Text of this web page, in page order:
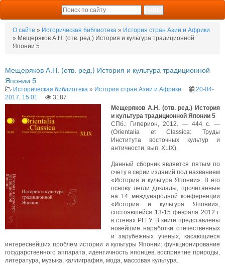
О сайте » Историческая библиотека » История стран Азии и Африки
» Мещеряков А.Н. (отв. ред.) История и культура традиционной
Японии 5
Мещеряков А.Н. (отв. ред.) История и культура традиционной
Японии 5
Историческая библиотека » История стран Азии и Африки
20-04-
2017, 15:01
3187
Мещеряков А.Н. (отв. ред.) История
и культура традиционной Японии 5
СПб.: Гиперион, 2012. — 444 с. —
(Orientalia et Classica: Труды
Института восточных культур и
античности; вып. XLIX).
Данный сборник является пятым по
счету в серии изданий под названием
«История и культура Японии». В его
основу легли доклады, прочитанные
на 14 международной конференции
«История и культура Японии»,
состоявшейся 13-15 февраля 2012 г.
в стенах РГГУ. В книге представлены
новейшие наработки отечественных
и зарубежных ученых, касающиеся
интереснейших проблем истории и культуры Японии: функционирование
государственного аппарата, идентичность японцев, восприятие природы,
литература, музыка, каллиграфия, мода, массовая культура.